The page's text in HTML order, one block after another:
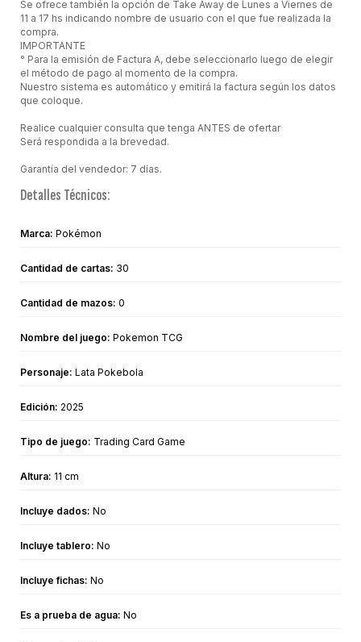
Se ofrece también la opción de Take Away de Lunes a Viernes de
11 a 17 hs indicando nombre de usuario con el que fue realizada la
compra.
IMPORTANTE
° Para la emisión de Factura A, debe seleccionarlo luego de elegir
el método de pago al momento de la compra.
Nuestro sistema es automático y emitirá la factura según los datos
que coloque.
Realice cualquier consulta que tenga ANTES de ofertar
Será respondida a la brevedad.
Garantía del vendedor: 7 días.
Detalles Técnicos:
Marca: Pokémon
Cantidad de cartas: 30
Cantidad de mazos: 0
Nombre del juego: Pokemon TCG
Personaje: Lata Pokebola
Edición: 2025
Tipo de juego: Trading Card Game
Altura: 11 cm
Incluye dados: No
Incluye tablero: No
Incluye fichas: No
Es a prueba de agua: No